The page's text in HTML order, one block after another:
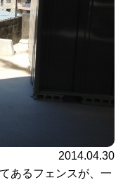
2014.04.30
あるフェンスが、一